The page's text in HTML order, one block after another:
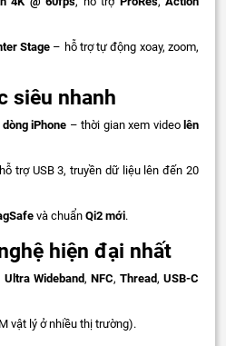
Stage – hỗ trợ tự động xoay, zoom,
siêu nhanh
iPhone – thời gian xem video lên
trợ USB 3, truyền dữ liệu lên đến 20
và chuẩn Qi2 mới.
hiện đại nhất
Ultra Wideband, NFC, Thread, USB-C
vật lý ở nhiều thị trường).